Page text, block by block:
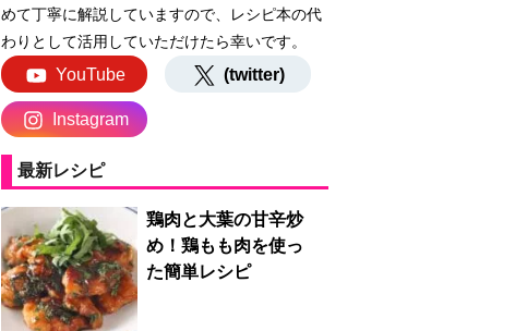
めて丁寧に解説していますので、レシピ本の代
わりとして活用していただけたら幸いです。
YouTube (twitter)
Instagram
最新レシピ
鶏肉と大葉の甘辛炒
め！鶏もも肉を使っ
た簡単レシピ